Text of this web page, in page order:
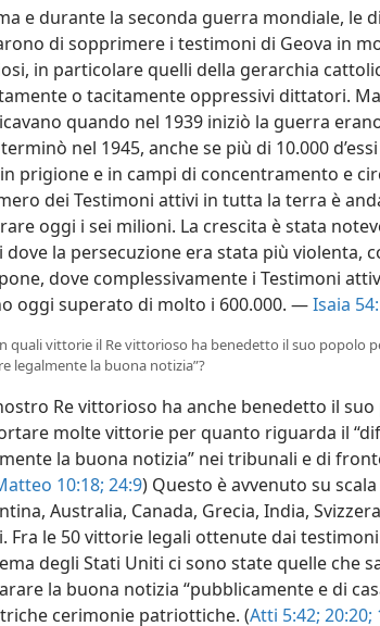
e durante la seconda guerra mondiale, le
di sopprimere i testimoni di Geova in
in particolare quelli della gerarchia
o tacitamente oppressivi dittatori.
quando nel 1939 iniziò la guerra
nel 1945, anche se più di 10.000
prigione e in campi di concentramento e
dei Testimoni attivi in tutta la terra è
oggi i sei milioni. La crescita è stata
dove la persecuzione era stata più violenta,
dove complessivamente i Testimoni
oggi superato di molto i 600.000. —Isaia
quali vittorie il Re vittorioso ha benedetto il suo popolo
legalmente la buona notizia”?
Re vittorioso ha anche benedetto il
molte vittorie per quanto riguarda il
la buona notizia” nei tribunali e di
10:18; 24:9) Questo è avvenuto su
Australia, Canada, Grecia, India,
Fra le 50 vittorie legali ottenute dai
degli Stati Uniti ci sono state quelle che
la buona notizia “pubblicamente e di
cerimonie patriottiche. (Atti 5:42; 20:20;